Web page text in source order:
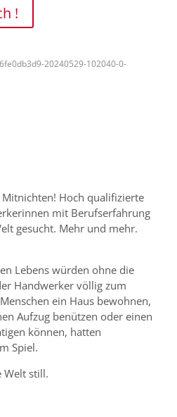
!
20240529-102040-0-
Hoch qualifizierte
mit Berufserfahrung
gesucht. Mehr und mehr.
Lebens würden ohne die
Handwerker völlig zum
ein Haus bewohnen,
Aufzug benützen oder einen
können, hatten
Spiel.
Welt still.